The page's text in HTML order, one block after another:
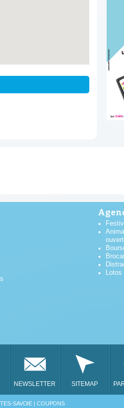
MER JEU
Lotos
NEWSLETTER SITEMAP
SAVOIE | COUPONS